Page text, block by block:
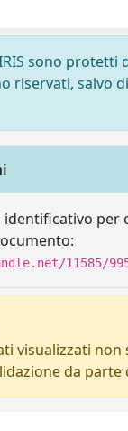
sono protetti
riservati, salvo
identificativo per
11585/
visualizzati non
da parte